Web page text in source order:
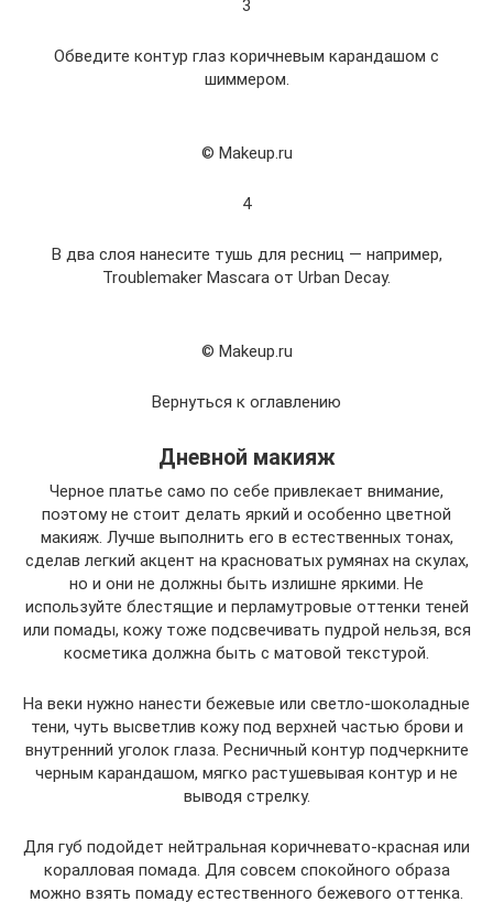
3
Обведите контур глаз коричневым карандашом с
шиммером.
© Makeup.ru
4
В два слоя нанесите тушь для ресниц — например,
Troublemaker Mascara от Urban Decay.
© Makeup.ru
Вернуться к оглавлению
Дневной макияж
Черное платье само по себе привлекает внимание,
поэтому не стоит делать яркий и особенно цветной
макияж. Лучше выполнить его в естественных тонах,
сделав легкий акцент на красноватых румянах на скулах,
но и они не должны быть излишне яркими. Не
используйте блестящие и перламутровые оттенки теней
или помады, кожу тоже подсвечивать пудрой нельзя, вся
косметика должна быть с матовой текстурой.
На веки нужно нанести бежевые или светло-шоколадные
тени, чуть высветлив кожу под верхней частью брови и
внутренний уголок глаза. Ресничный контур подчеркните
черным карандашом, мягко растушевывая контур и не
выводя стрелку.
Для губ подойдет нейтральная коричневато-красная или
коралловая помада. Для совсем спокойного образа
можно взять помаду естественного бежевого оттенка.